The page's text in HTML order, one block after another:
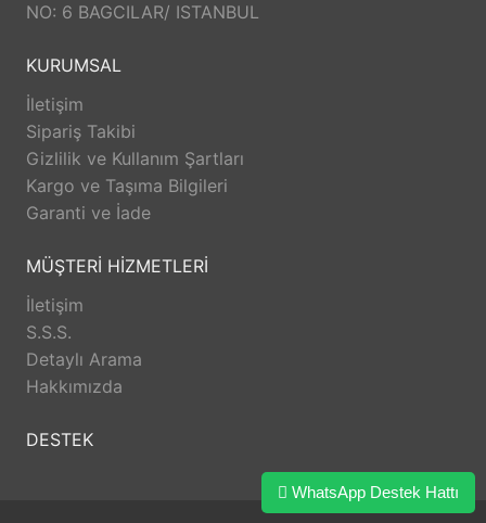
NO: 6 BAGCILAR/ ISTANBUL
KURUMSAL
İletişim
Sipariş Takibi
Gizlilik ve Kullanım Şartları
Kargo ve Taşıma Bilgileri
Garanti ve İade
MÜŞTERİ HİZMETLERİ
İletişim
S.S.S.
Detaylı Arama
Hakkımızda
DESTEK
WhatsApp Destek Hattı